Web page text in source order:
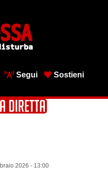
Segui
Sostieni
2026 - 13:00